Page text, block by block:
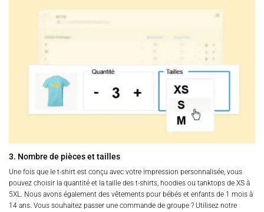
3. Nombre de pièces et tailles
Une fois que le t-shirt est conçu avec votre impression personnalisée, vous
pouvez choisir la quantité et la taille des t-shirts, hoodies ou tanktops de XS à
5XL. Nous avons également des vêtements pour bébés et enfants de 1 mois à
14 ans. Vous souhaitez passer une commande de groupe ? Utilisez notre